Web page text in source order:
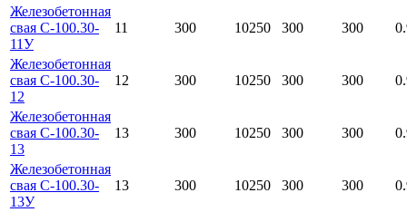
Железобетонная
свая С-100.30-
11У
11 300 10250 300 300
Железобетонная
свая С-100.30-
12
12 300 10250 300 300
Железобетонная
свая С-100.30-
13
13 300 10250 300 300
Железобетонная
свая С-100.30-
13У
13 300 10250 300 300